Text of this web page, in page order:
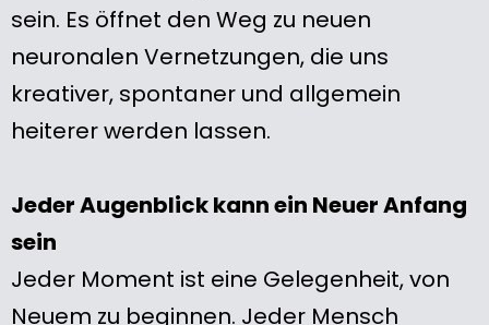
sein. Es öffnet den Weg zu neuen
neuronalen Vernetzungen, die uns
kreativer, spontaner und allgemein
heiterer werden lassen.
Jeder Augenblick kann ein Neuer Anfang
sein
Jeder Moment ist eine Gelegenheit, von
Neuem zu beginnen. Jeder Mensch